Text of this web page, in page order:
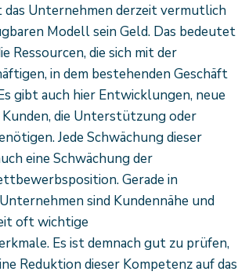
das Unternehmen derzeit vermutlich
Modell sein Geld. Das bedeutet
Ressourcen, die sich mit der
in dem bestehenden Geschäft
gibt auch hier Entwicklungen, neue
die Unterstützung oder
Jede Schwächung dieser
eine Schwächung der
Gerade in
sind Kundennähe und
oft wichtige
Es ist demnach gut zu prüfen,
Reduktion dieser Kompetenz auf das